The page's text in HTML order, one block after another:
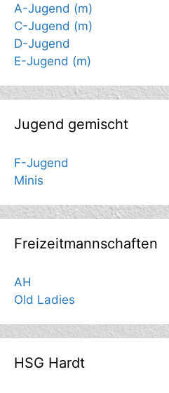
A-Jugend (m)
C-Jugend (m)
D-Jugend
E-Jugend (m)
Jugend gemischt
F-Jugend
Minis
Freizeitmannschaften
AH
Old Ladies
HSG Hardt